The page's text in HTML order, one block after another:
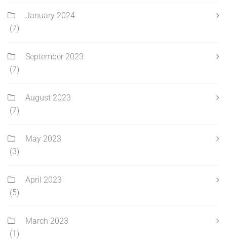
January 2024
(7)
September 2023
(7)
August 2023
(7)
May 2023
(3)
April 2023
(5)
March 2023
(1)